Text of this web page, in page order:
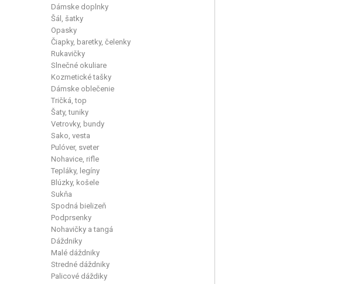
Dámske doplnky
Šál, šatky
Opasky
Čiapky, baretky, čelenky
Rukavičky
Slnečné okuliare
Kozmetické tašky
Dámske oblečenie
Tričká, top
Šaty, tuniky
Vetrovky, bundy
Sako, vesta
Pulóver, sveter
Nohavice, rifle
Tepláky, legíny
Blúzky, košele
Sukňa
Spodná bielizeň
Podprsenky
Nohavičky a tangá
Dáždniky
Malé dáždniky
Stredné dáždniky
Palicové dáždiky